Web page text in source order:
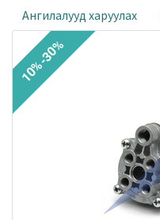
Ангилалууд харуулах
10%-30%